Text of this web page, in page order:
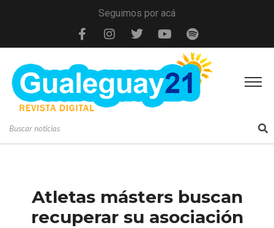
Seguimos por acá
Atletas másters buscan
recuperar su asociación